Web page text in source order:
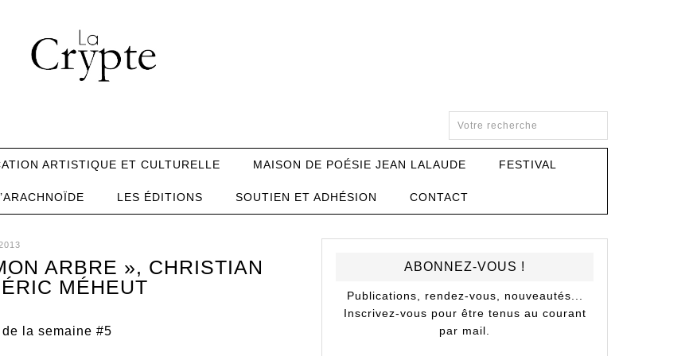
ARTISTIQUE ET CULTURELLE MAISON DE POÉSIE JEAN LALAUDE FESTIVAL
LES ÉDITIONS SOUTIEN ET ADHÉSION CONTACT
ARBRE », CHRISTIAN
MÉHEUT
la semaine #5
ABONNEZ-VOUS !
Publications, rendez-vous, nouveautés...
Inscrivez-vous pour être tenus au courant
par mail.